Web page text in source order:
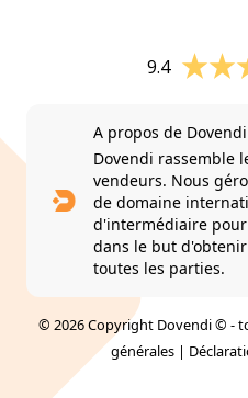
9.4
A propos de Dovendi
Dovendi rassemble
vendeurs. Nous
de domaine
d'intermédiaire pour
dans le but
toutes les parties.
© 2026 Copyright Dovendi © -
générales |